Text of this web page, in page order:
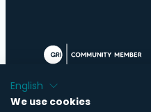
English
We use cookies